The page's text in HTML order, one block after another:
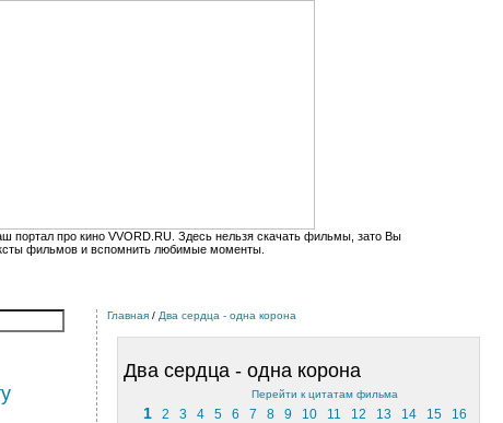
портал про кино VVORD.RU. Здесь нельзя скачать фильмы, зато Вы
фильмов и вспомнить любимые моменты.
Главная / Два сердца - одна корона
Два сердца - одна корона
Перейти к цитатам фильма
1 2 3 4 5 6 7 8 9 10 11 12 13 14 15 16